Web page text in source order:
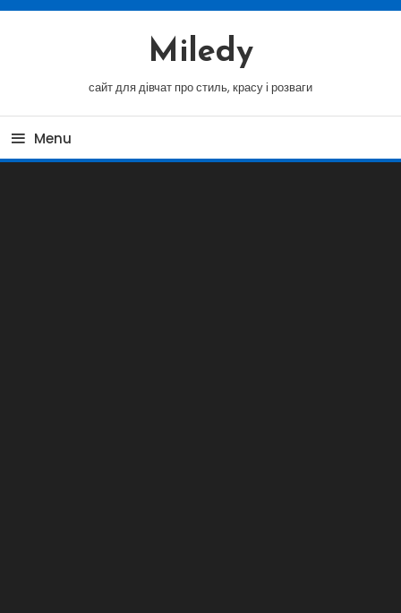
Skip
Miledy
сайт для дівчат про стиль, красу і розваги
Menu